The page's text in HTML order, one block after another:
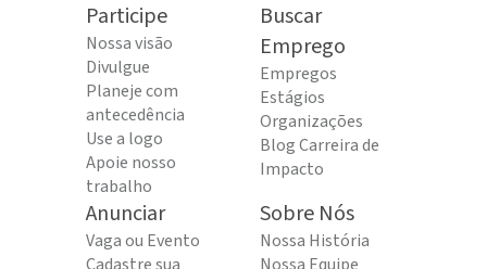
Participe
Nossa visão
Divulgue
Planeje com
antecedência
Use a logo
Apoie nosso
trabalho
Buscar
Emprego
Empregos
Estágios
Organizações
Blog Carreira de
Impacto
Anunciar
Vaga ou Evento
Sobre Nós
Nossa História